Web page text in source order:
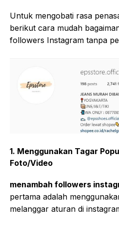
Untuk mengobati rasa
berikut cara mudah
followers Instagram tanpa
1. Menggunakan Tagar
Foto/Video
menambah followers
pertama adalah
melanggar aturan di